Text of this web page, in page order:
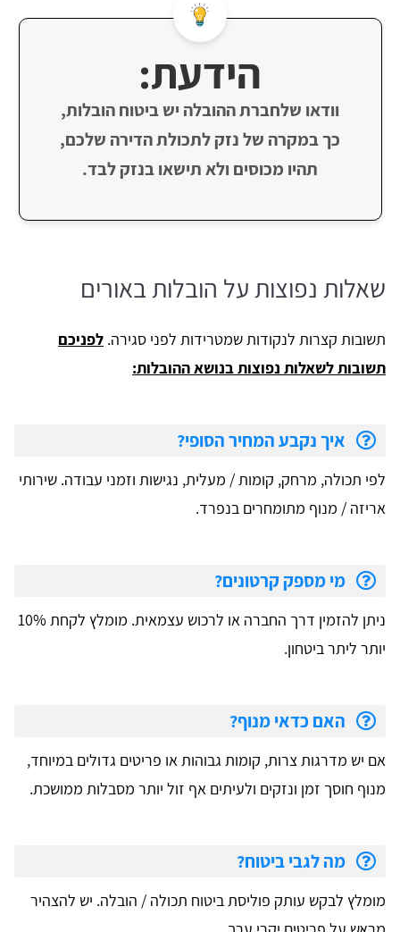
הידעת:
וודאו שלחברת ההובלה יש ביטוח הובלות,
כך במקרה של נזק לתכולת הדירה שלכם,
תהיו מכוסים ולא תישאו בנזק לבד.
​שאלות נפוצות על הובלות באורים
תשובות קצרות לנקודות שמטרידות לפני סגירה. לפניכם
תשובות לשאלות נפוצות בנושא ההובלות:
איך נקבע המחיר הסופי?
לפי תכולה, מרחק, קומות / מעלית, נגישות וזמני עבודה. שירותי
אריזה / מנוף מתומחרים בנפרד.
מי מספק קרטונים?
ניתן להזמין דרך החברה או לרכוש עצמאית. מומלץ לקחת 10%
יותר ליתר ביטחון.
האם כדאי מנוף?
אם יש מדרגות צרות, קומות גבוהות או פריטים גדולים במיוחד,
מנוף חוסך זמן ונזקים ולעיתים אף זול יותר מסבלות ממושכת.
מה לגבי ביטוח?
מומלץ לבקש עותק פוליסת ביטוח תכולה / הובלה. יש להצהיר